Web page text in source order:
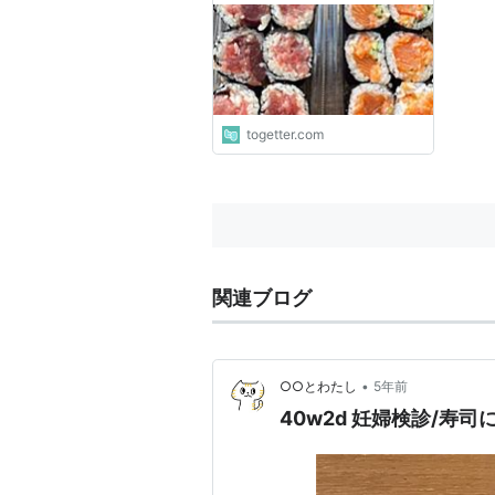
togetter.com
関連ブログ
○○とわたし • 5年前
40w2d 妊婦検診/寿司